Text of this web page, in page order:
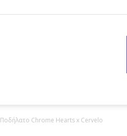
Ποδήλατο Chrome Hearts x Cervelo